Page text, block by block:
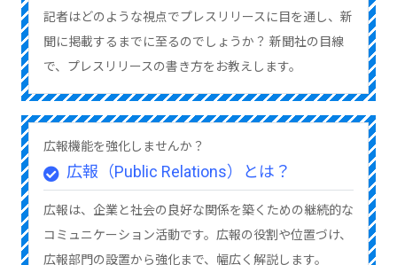
記者はどのような視点でプレスリリースに目を通し、新
聞に掲載するまでに至るのでしょうか？ 新聞社の目線
で、プレスリリースの書き方をお教えします。
広報機能を強化しませんか？
広報（Public Relations）とは？
広報は、企業と社会の良好な関係を築くための継続的な
コミュニケーション活動です。広報の役割や位置づけ、
広報部門の設置から強化まで、幅広く解説します。